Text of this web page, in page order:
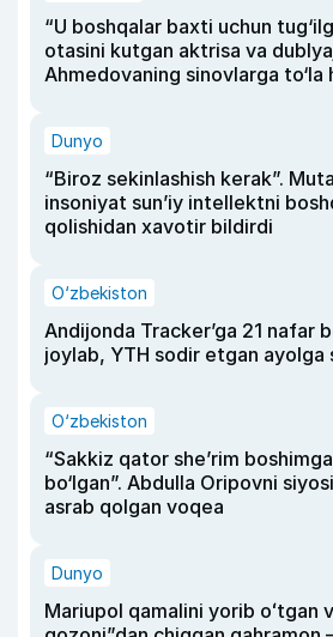
“U boshqalar baxti uchun
otasini kutgan aktrisa va
Ahmedovaning sinovlarga to‘la
Dunyo
“Biroz sekinlashish kerak”.
insoniyat sun’iy intellektni
qolishidan xavotir bildirdi
O‘zbekiston
Andijonda Tracker’ga 21 nafar
joylab, YTH sodir etgan ayolga
O‘zbekiston
“Sakkiz qator she’rim
bo‘lgan”. Abdulla Oripovni
asrab qolgan voqea
Dunyo
Mariupol qamalini yorib oʻtgan